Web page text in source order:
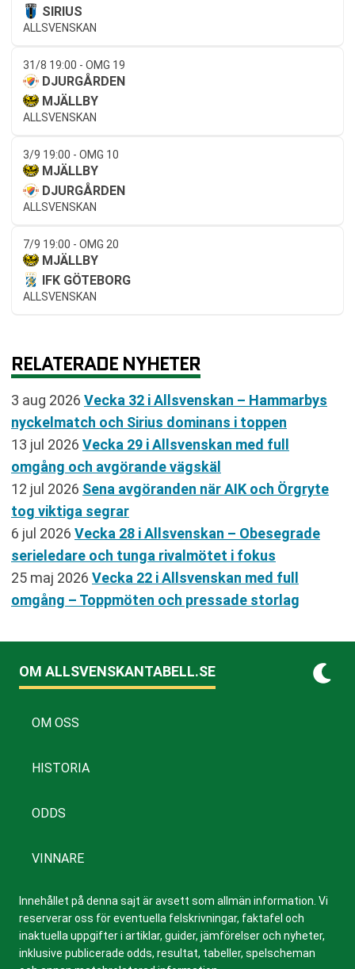
SIRIUS
ALLSVENSKAN
31/8 19:00 - OMG 19
DJURGÅRDEN
MJÄLLBY
ALLSVENSKAN
3/9 19:00 - OMG 10
MJÄLLBY
DJURGÅRDEN
ALLSVENSKAN
7/9 19:00 - OMG 20
MJÄLLBY
IFK GÖTEBORG
ALLSVENSKAN
RELATERADE NYHETER
3 aug 2026 Vecka 32 i Allsvenskan – Hammarbys
nyckelmatch och Sirius dominans i toppen
13 jul 2026 Vecka 29 i Allsvenskan med full
omgång och avgörande vägskäl
12 jul 2026 Sena avgöranden när AIK och Örgryte
tog viktiga segrar
6 jul 2026 Vecka 28 i Allsvenskan – Obesegrade
serieledare och tunga rivalmötet i fokus
25 maj 2026 Vecka 22 i Allsvenskan med full
omgång – Toppmöten och pressade storlag
OM ALLSVENSKANTABELL.SE
OM OSS
HISTORIA
ODDS
VINNARE
Innehållet på denna sajt är avsett som allmän information. Vi
reserverar oss för eventuella felskrivningar, faktafel och
inaktuella uppgifter i artiklar, guider, jämförelser och nyheter,
inklusive publicerade odds, resultat, tabeller, spelscheman